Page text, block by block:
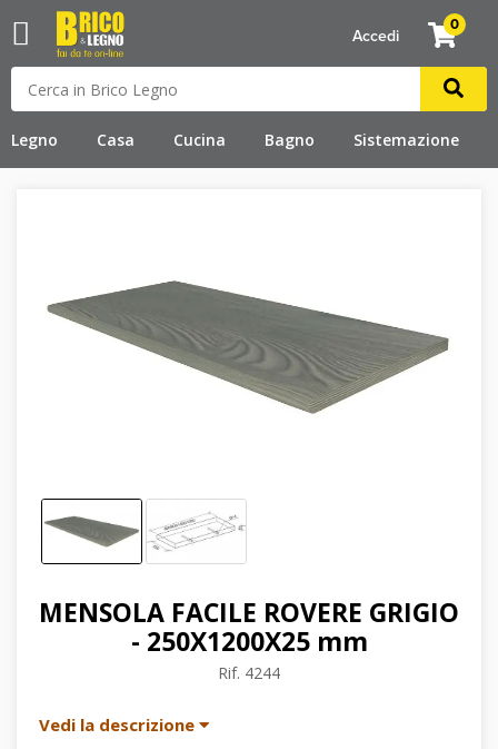
Legno Casa Cucina Bagno Sistemazione
0
Accedi
MENSOLA FACILE ROVERE GRIGIO
- 250X1200X25 mm
Rif. 4244
Vedi la descrizione